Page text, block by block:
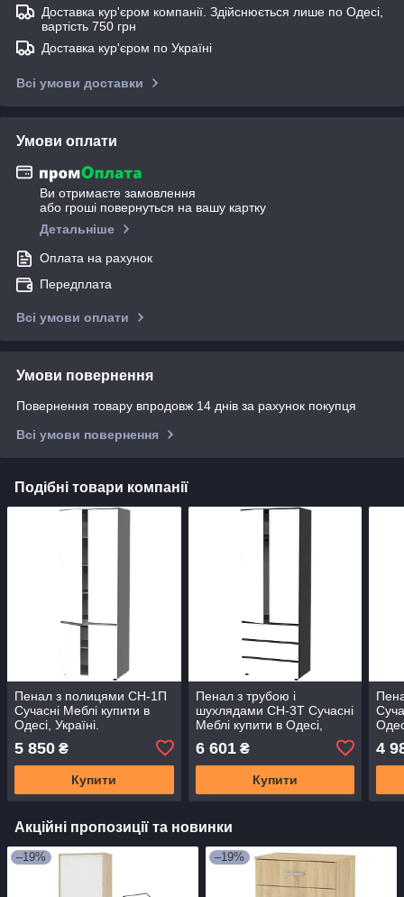
Доставка кур'єром компанії. Здійснюється лише по Одесі,
вартість 750 грн
Доставка кур'єром по Україні
Всі умови доставки
Умови оплати
Ви отримаєте замовлення
або гроші повернуться на вашу картку
Детальніше
Оплата на рахунок
Передплата
Всі умови оплати
Умови повернення
Повернення товару впродовж 14 днів за рахунок покупця
Всі умови повернення
Подібні товари компанії
Пенал з полицями СН-1П
Сучасні Меблі купити в
Одесі, Україні.
5 850 ₴
Купити
Пенал з трубою і
шухлядами СН-3Т Сучасні
Меблі купити в Одесі,
6 601₴
Купити
4
Акційні пропозиції та новинки
–19% –19%